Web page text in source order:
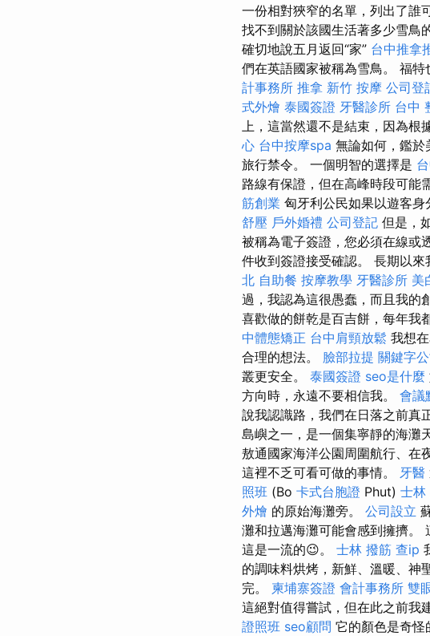
一份相對狹窄的名單，列出了誰
找不到關於該國生活著多少雪鳥
確切地說五月返回“家” 台中推拿
們在英語國家被稱為雪鳥。 福
計事務所 推拿 新竹 按摩 公司登
式外燴 泰國簽證 牙醫診所 台中
上，這當然還不是結束，因為
心 台中按摩spa 無論如何，鑑於
旅行禁令。 一個明智的選擇是
路線有保證，但在高峰時段可能
筋創業 匈牙利公民如果以遊客
舒壓 戶外婚禮 公司登記 但是，
被稱為電子簽證，您必須在線或
件收到簽證接受確認。 長期以
北 自助餐 按摩教學 牙醫診所 美
過，我認為這很愚蠢，而且我的
喜歡做的餅乾是百吉餅，每年我
中體態矯正 台中肩頸放鬆 我想
合理的想法。 臉部拉提 關鍵字
叢更安全。 泰國簽證 seo是什麼
方向時，永遠不要相信我。 會議
說我認識路，我們在日落之前真
島嶼之一，是一個集寧靜的海灘
敖通國家海洋公園周圍航行、在
這裡不乏可看可做的事情。 牙醫
照班 (Bo 卡式台胞證 Phut) 士林
外燴 的原始海灘旁。 公司設立
灘和拉邁海灘可能會感到擁擠。
這是一流的😉。 士林 撥筋 查ip
的調味料烘烤，新鮮、溫暖、神
完。 柬埔寨簽證 會計事務所 雙
這絕對值得嘗試，但在此之前我
證照班 seo顧問 它的顏色是奇怪